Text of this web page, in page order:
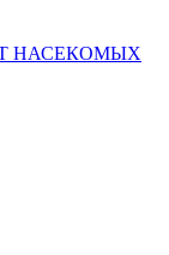
НАСЕКОМЫХ